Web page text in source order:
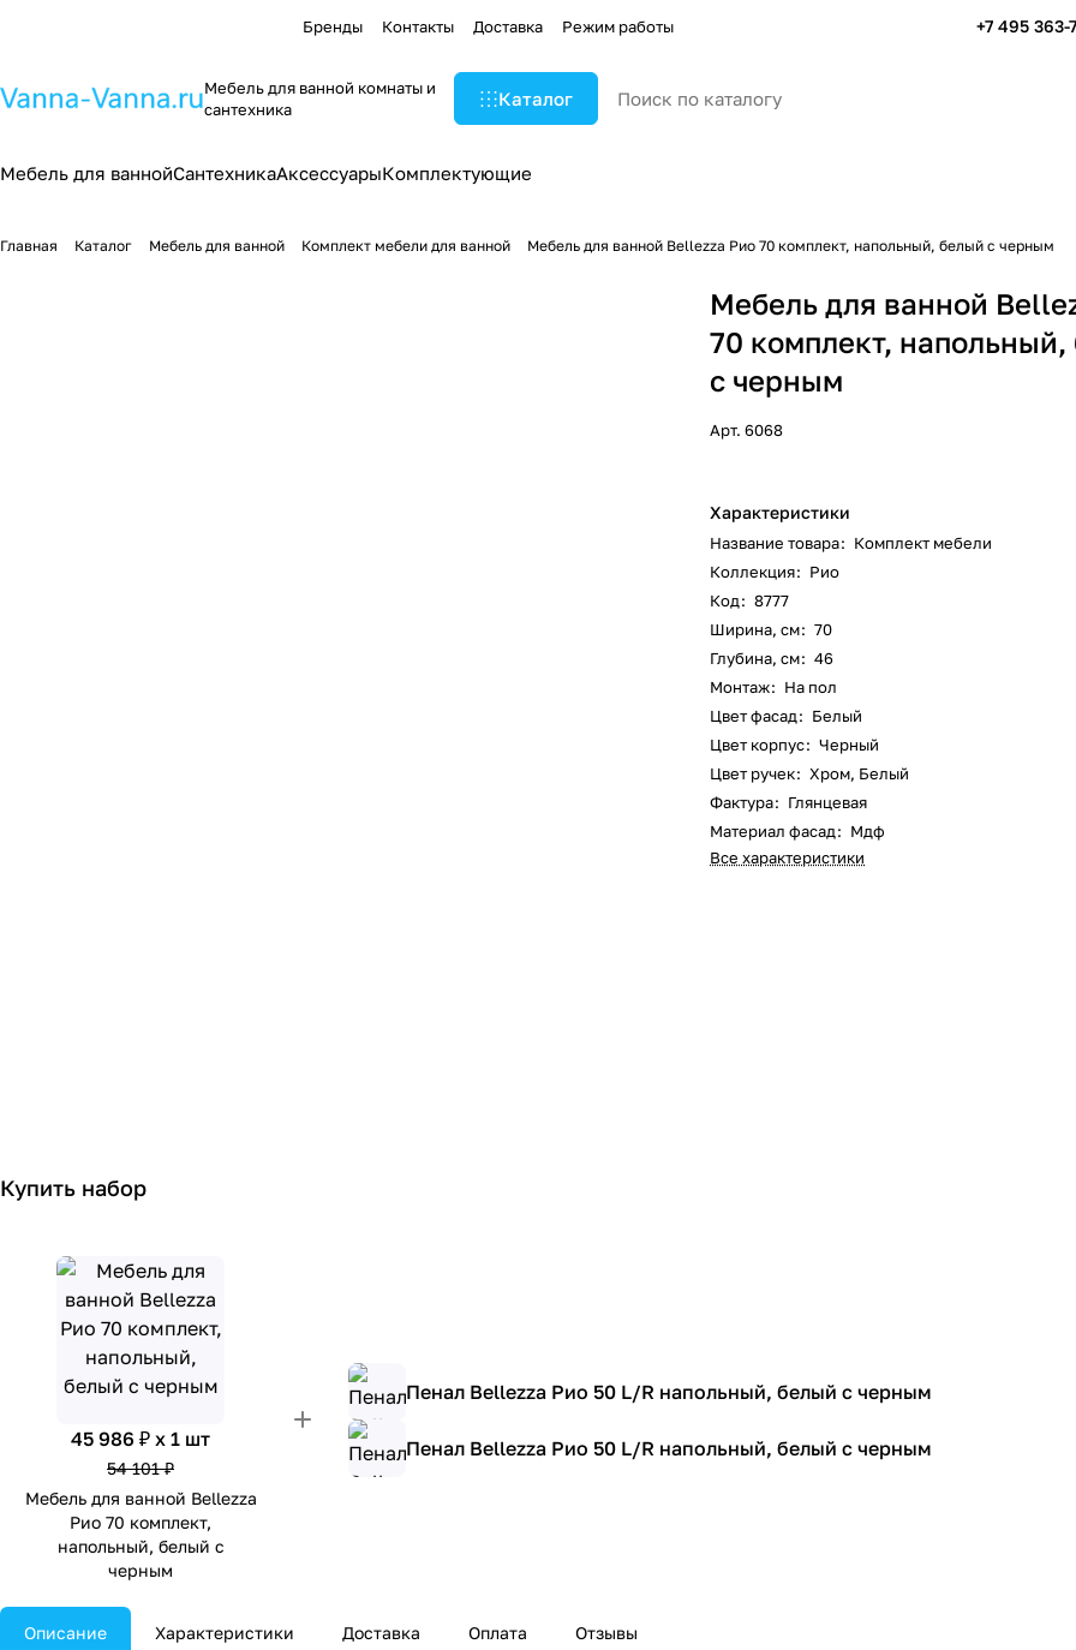
Бренды Контакты Доставка Режим работы +7 495 363-
Мебель для ванной комнаты и
сантехника
Каталог
Мебель для ваннойСантехникаАксессуарыКомплектующие
Главная Каталог Мебель для ванной Комплект мебели для ванной Мебель для ванной Bellezza Рио 70 комплект, напольный, белый с черным
Мебель для ванной
70 комплект,
с черным
Арт.6068
Характеристики
Название товара: Комплект мебели
Коллекция: Рио
Код: 8777
Ширина, см: 70
Глубина, см: 46
Монтаж: На пол
Цвет фасад: Белый
Цвет корпус: Черный
Цвет ручек: Хром, Белый
Фактура: Глянцевая
Материал фасад: Мдф
Все характеристики
Купить набор
45 986 ₽ x 1 шт
54 101 ₽
Мебель для ванной Bellezza
Рио 70 комплект,
напольный, белый с
черным
Пенал Bellezza Рио 50 L/R напольный, белый с черным
Пенал Bellezza Рио 50 L/R напольный, белый с черным
Описание Характеристики Доставка Оплата Отзывы